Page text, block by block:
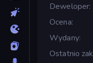
Deweloper
Ocena
Wydany
Ostatnio